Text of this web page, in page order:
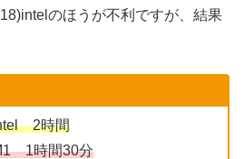
のほうが不利ですが、結果
2時間
1時間30分